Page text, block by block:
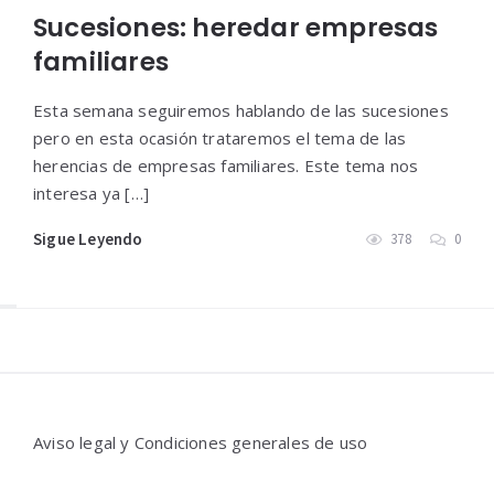
Sucesiones: heredar empresas
familiares
Esta semana seguiremos hablando de las sucesiones
pero en esta ocasión trataremos el tema de las
herencias de empresas familiares. Este tema nos
interesa ya […]
Sigue Leyendo 378 0
Aviso legal y Condiciones generales de uso